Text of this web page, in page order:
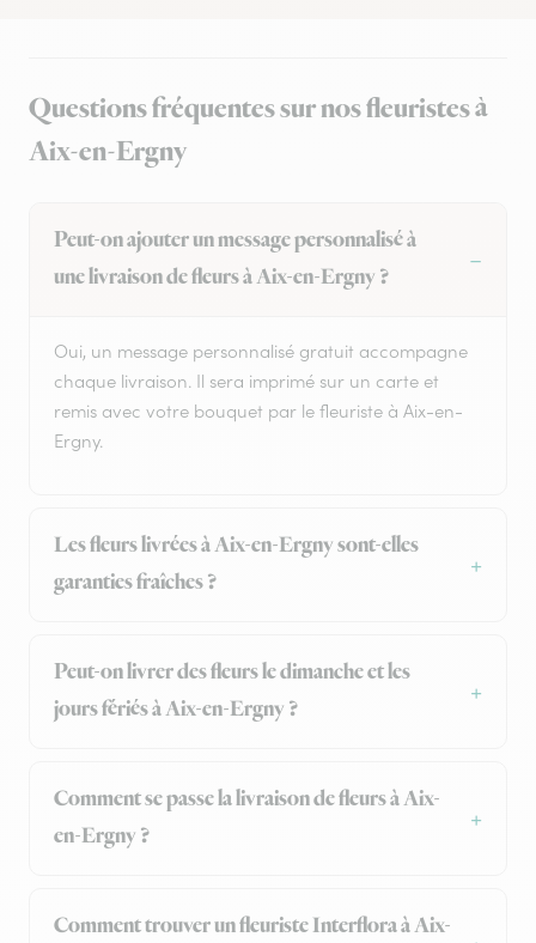
Questions fréquentes sur nos fleuristes à
Aix-en-Ergny
Peut-on ajouter un message personnalisé à
une livraison de fleurs à Aix-en-Ergny ?
Oui, un message personnalisé gratuit accompagne
chaque livraison. Il sera imprimé sur un carte et
remis avec votre bouquet par le fleuriste à Aix-en-
Ergny.
Les fleurs livrées à Aix-en-Ergny sont-elles
garanties fraîches ?
Peut-on livrer des fleurs le dimanche et les
jours fériés à Aix-en-Ergny ?
Comment se passe la livraison de fleurs à Aix-
en-Ergny ?
Comment trouver un fleuriste Interflora à Aix-